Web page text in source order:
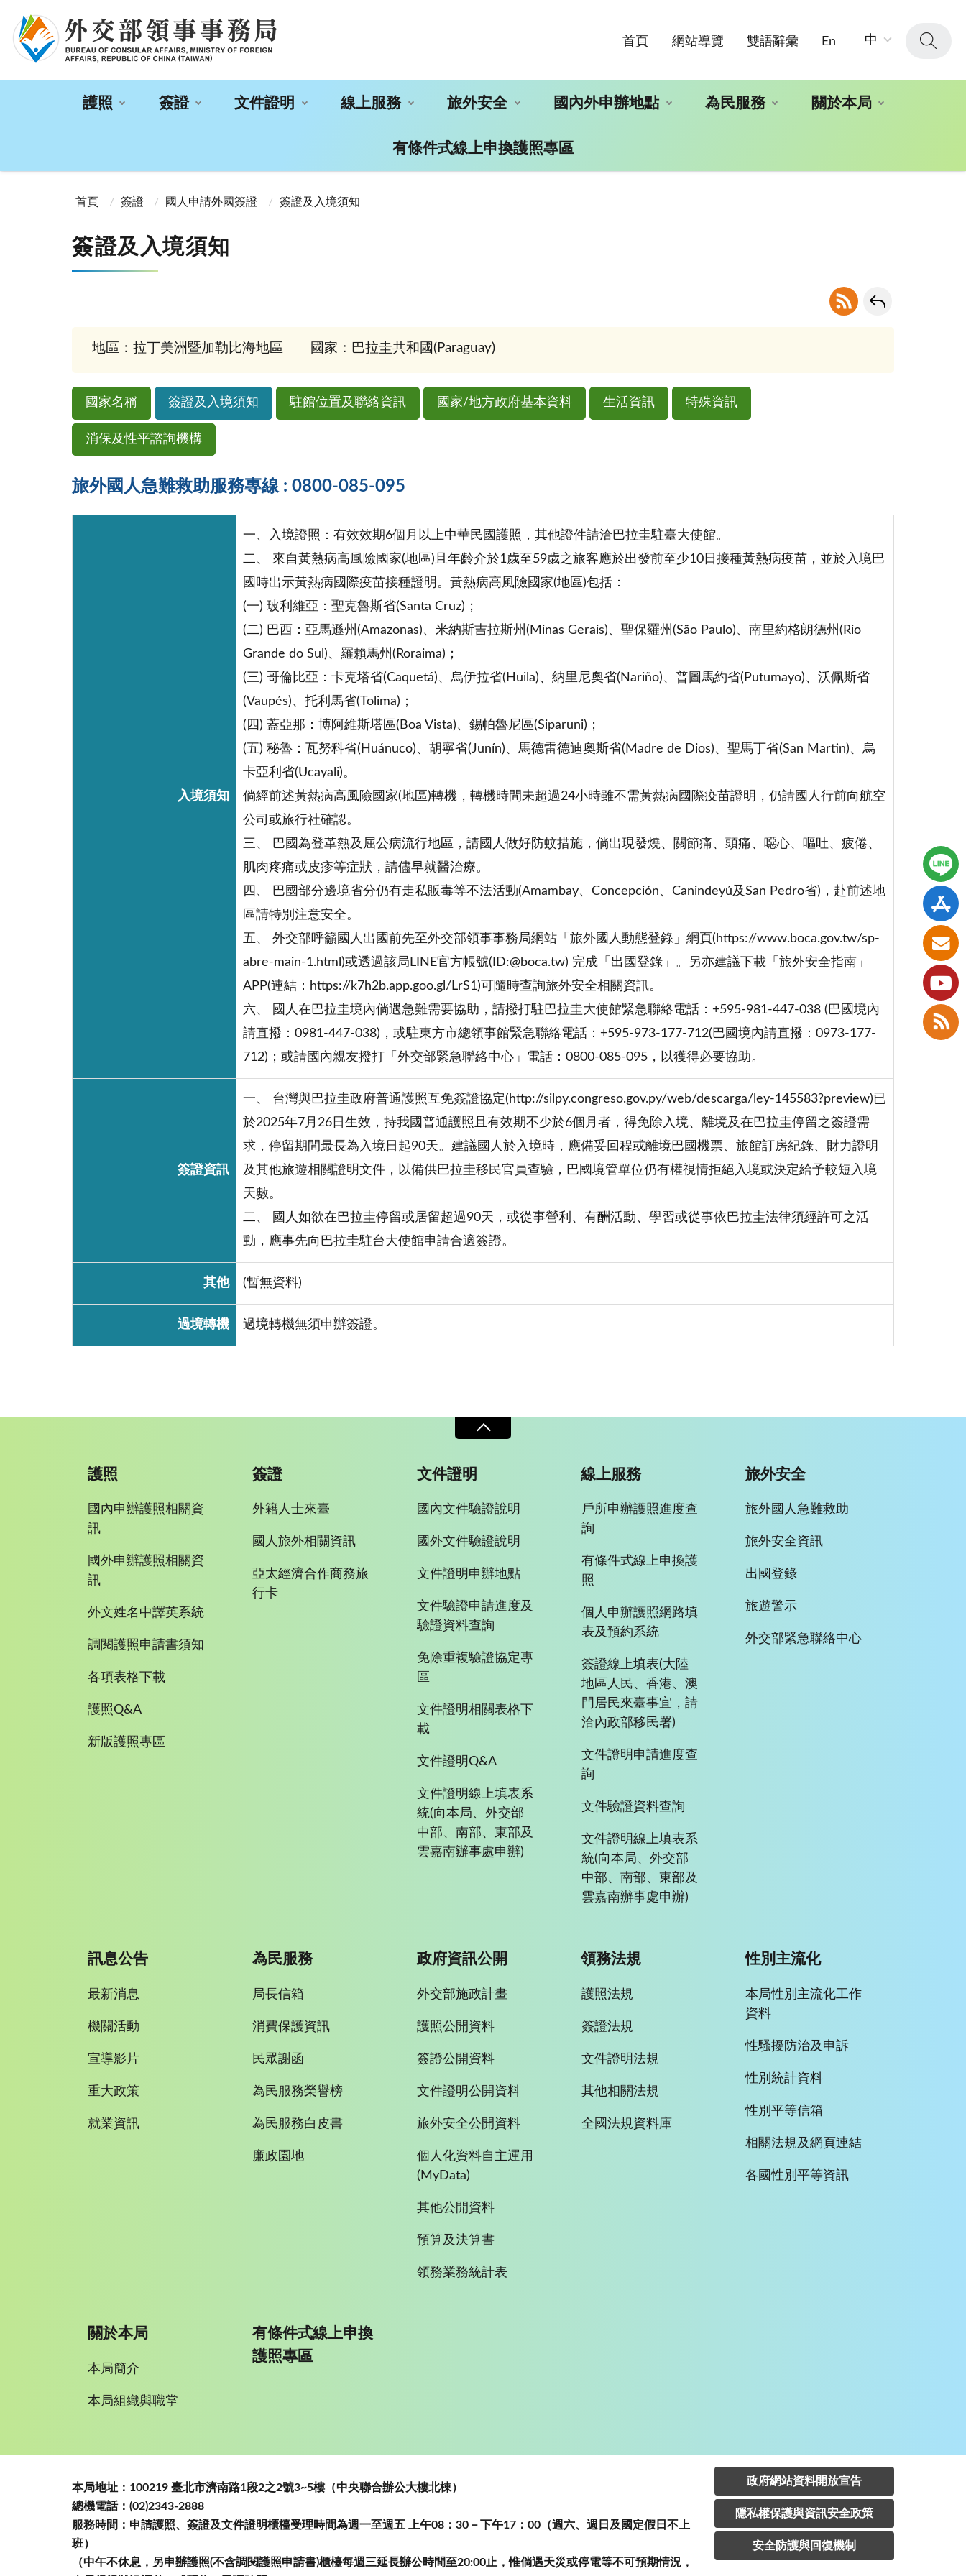
首頁 網站導覽 雙語辭彙 En 中
護照 簽證 文件證明 線上服務 旅外安全 國內外申辦地點 為民服務 關於本局
有條件式線上申換護照專區
首頁
簽證 國人申請外國簽證 簽證及入境須知
簽證及入境須知
地區：拉丁美洲暨加勒比海地區 國家：巴拉圭共和國(Paraguay)
國家名稱 簽證及入境須知 駐館位置及聯絡資訊 國家/地方政府基本資料 生活資訊 特殊資訊
消保及性平諮詢機構
旅外國人急難救助服務專線 : 0800-085-095
入境須知
一、入境證照：有效效期6個月以上中華民國護照，其他證件請洽巴拉圭駐臺大使館。
二、 來自黃熱病高風險國家(地區)且年齡介於1歲至59歲之旅客應於出發前至少10日接種黃熱病疫苗，並於入境巴
國時出示黃熱病國際疫苗接種證明。黃熱病高風險國家(地區)包括：
(一) 玻利維亞：聖克魯斯省(Santa Cruz)；
(二) 巴西：亞馬遜州(Amazonas)、米納斯吉拉斯州(Minas Gerais)、聖保羅州(São Paulo)、南里約格朗德州(Rio
Grande do Sul)、羅賴馬州(Roraima)；
(三) 哥倫比亞：卡克塔省(Caquetá)、烏伊拉省(Huila)、納里尼奧省(Nariño)、普圖馬約省(Putumayo)、沃佩斯省
(Vaupés)、托利馬省(Tolima)；
(四) 蓋亞那：博阿維斯塔區(Boa Vista)、錫帕魯尼區(Siparuni)；
(五) 秘魯：瓦努科省(Huánuco)、胡寧省(Junín)、馬德雷德迪奧斯省(Madre de Dios)、聖馬丁省(San Martin)、烏
卡亞利省(Ucayali)。
倘經前述黃熱病高風險國家(地區)轉機，轉機時間未超過24小時雖不需黃熱病國際疫苗證明，仍請國人行前向航空
公司或旅行社確認。
三、 巴國為登革熱及屈公病流行地區，請國人做好防蚊措施，倘出現發燒、關節痛、頭痛、噁心、嘔吐、疲倦、
肌肉疼痛或皮疹等症狀，請儘早就醫治療。
四、 巴國部分邊境省分仍有走私販毒等不法活動(Amambay、Concepción、Canindeyú及San Pedro省)，赴前述地
區請特別注意安全。
五、 外交部呼籲國人出國前先至外交部領事事務局網站「旅外國人動態登錄」網頁(https://www.boca.gov.tw/sp-
abre-main-1.html)或透過該局LINE官方帳號(ID:@boca.tw) 完成「出國登錄」。另亦建議下載「旅外安全指南」
APP(連結：https://k7h2b.app.goo.gl/LrS1)可隨時查詢旅外安全相關資訊。
六、 國人在巴拉圭境內倘遇急難需要協助，請撥打駐巴拉圭大使館緊急聯絡電話：+595-981-447-038 (巴國境內
請直撥：0981-447-038)，或駐東方市總領事館緊急聯絡電話：+595-973-177-712(巴國境內請直撥：0973-177-
712)；或請國內親友撥打「外交部緊急聯絡中心」電話：0800-085-095，以獲得必要協助。
簽證資訊
一、 台灣與巴拉圭政府普通護照互免簽證協定(http://silpy.congreso.gov.py/web/descarga/ley-145583?preview)已
於2025年7月26日生效，持我國普通護照且有效期不少於6個月者，得免除入境、離境及在巴拉圭停留之簽證需
求，停留期間最長為入境日起90天。建議國人於入境時，應備妥回程或離境巴國機票、旅館訂房紀錄、財力證明
及其他旅遊相關證明文件，以備供巴拉圭移民官員查驗，巴國境管單位仍有權視情拒絕入境或決定給予較短入境
天數。
二、 國人如欲在巴拉圭停留或居留超過90天，或從事營利、有酬活動、學習或從事依巴拉圭法律須經許可之活
動，應事先向巴拉圭駐台大使館申請合適簽證。
其他 (暫無資料)
過境轉機 過境轉機無須申辦簽證。
護照
國內申辦護照相關資
訊
國外申辦護照相關資
訊
外文姓名中譯英系統
調閱護照申請書須知
各項表格下載
護照Q&A
新版護照專區
簽證
外籍人士來臺
國人旅外相關資訊
亞太經濟合作商務旅
行卡
文件證明
國內文件驗證說明
國外文件驗證說明
文件證明申辦地點
文件驗證申請進度及
驗證資料查詢
免除重複驗證協定專
區
文件證明相關表格下
載
文件證明Q&A
文件證明線上填表系
統(向本局、外交部
中部、南部、東部及
雲嘉南辦事處申辦)
線上服務
戶所申辦護照進度查
詢
有條件式線上申換護
照
個人申辦護照網路填
表及預約系統
簽證線上填表(大陸
地區人民、香港、澳
門居民來臺事宜，請
洽內政部移民署)
文件證明申請進度查
詢
文件驗證資料查詢
文件證明線上填表系
統(向本局、外交部
中部、南部、東部及
雲嘉南辦事處申辦)
旅外安全
旅外國人急難救助
旅外安全資訊
出國登錄
旅遊警示
外交部緊急聯絡中心
訊息公告
最新消息
機關活動
宣導影片
重大政策
就業資訊
為民服務
局長信箱
消費保護資訊
民眾謝函
為民服務榮譽榜
為民服務白皮書
廉政園地
政府資訊公開
外交部施政計畫
護照公開資料
簽證公開資料
文件證明公開資料
旅外安全公開資料
個人化資料自主運用
(MyData)
其他公開資料
預算及決算書
領務業務統計表
領務法規
護照法規
簽證法規
文件證明法規
其他相關法規
全國法規資料庫
性別主流化
本局性別主流化工作
資料
性騷擾防治及申訴
性別統計資料
性別平等信箱
相關法規及網頁連結
各國性別平等資訊
關於本局
本局簡介
本局組織與職掌
有條件式線上申換
護照專區
本局地址：100219 臺北市濟南路1段2之2號3~5樓（中央聯合辦公大樓北棟）
總機電話：(02)2343-2888
服務時間：申請護照、簽證及文件證明櫃檯受理時間為週一至週五 上午08：30－下午17：00（週六、週日及國定假日不上
班）
（中午不休息，另申辦護照(不含調閱護照申請書)櫃檯每週三延長辦公時間至20:00止，惟倘遇天災或停電等不可預期情況，
政府網站資料開放宣告
隱私權保護與資訊安全政策
安全防護與回復機制